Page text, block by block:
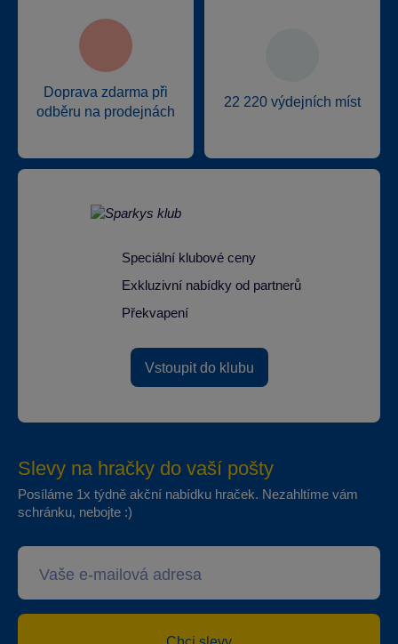
Doprava zdarma při
odběru na prodejnách
22 220 výdejních míst
Speciální klubové ceny
Exkluzivní nabídky od partnerů
Překvapení
Vstoupit do klubu
Slevy na hračky do vaší pošty
Posíláme 1x týdně akční nabídku hraček. Nezahltíme vám
schránku, nebojte :)